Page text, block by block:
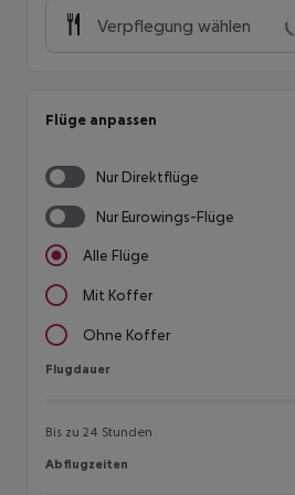
Verpflegung wählen
Flüge anpassen
Nur Direktflüge
Nur Eurowings-Flüge
Alle Flüge
Mit Koffer
Ohne Koffer
Flugdauer
Flugdauer
Bis zu 24 Stunden
Abflugzeiten
Abflugzeiten